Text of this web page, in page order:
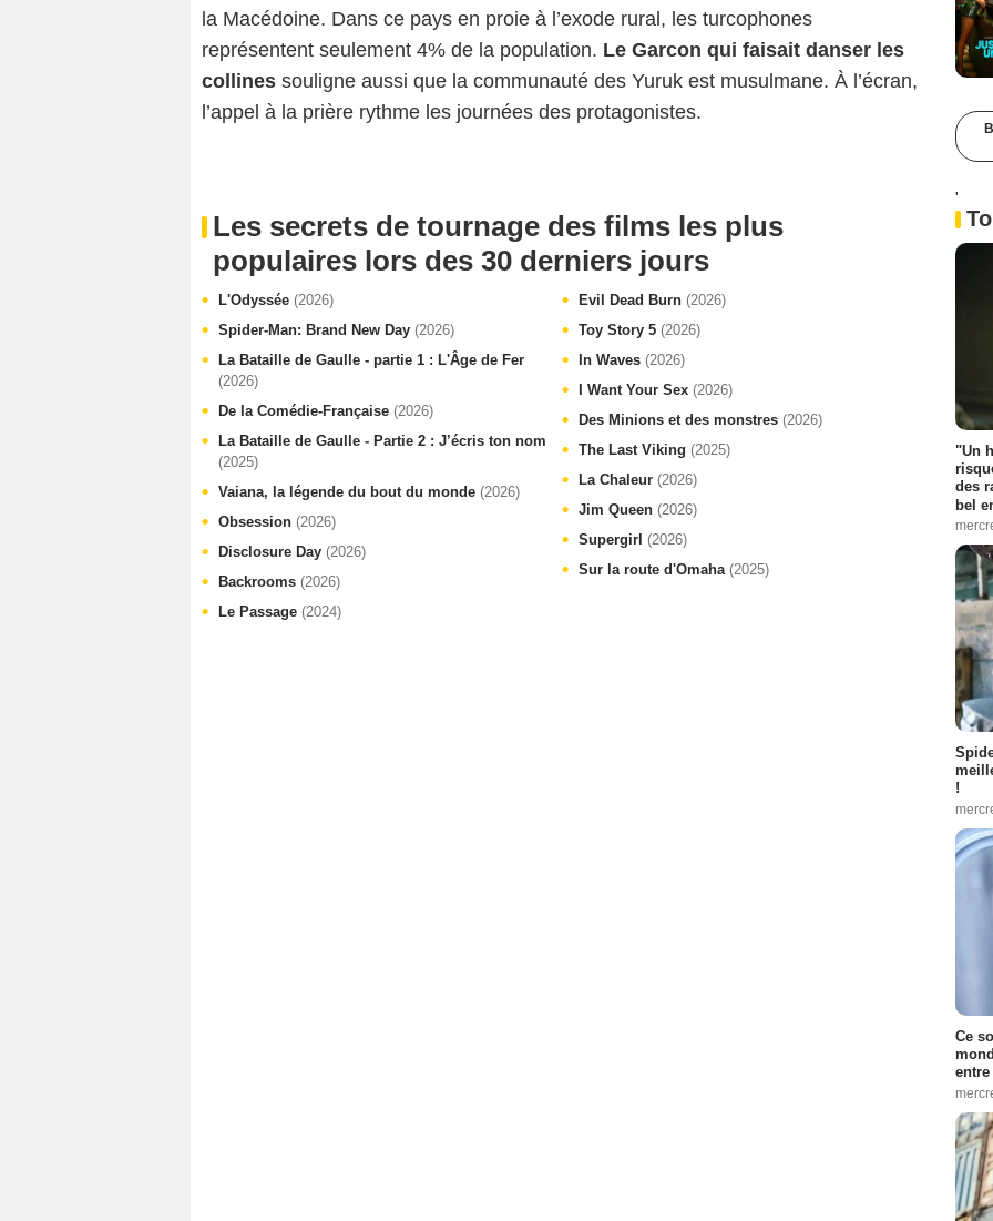
la Macédoine. Dans ce pays en proie à l’exode rural, les turcophones
représentent seulement 4% de la population. Le Garcon qui faisait danser les
collines souligne aussi que la communauté des Yuruk est musulmane. À l’écran,
l’appel à la prière rythme les journées des protagonistes.
Les secrets de tournage des films les plus
populaires lors des 30 derniers jours
L'Odyssée (2026)
Spider-Man: Brand New Day (2026)
La Bataille de Gaulle - partie 1 : L'Âge de Fer
(2026)
De la Comédie-Française (2026)
La Bataille de Gaulle - Partie 2 : J’écris ton nom
(2025)
Vaiana, la légende du bout du monde (2026)
Obsession (2026)
Disclosure Day (2026)
Backrooms (2026)
Le Passage (2024)
Evil Dead Burn (2026)
Toy Story 5 (2026)
In Waves (2026)
I Want Your Sex (2026)
Des Minions et des monstres (2026)
The Last Viking (2025)
La Chaleur (2026)
Jim Queen (2026)
Supergirl (2026)
Sur la route d'Omaha (2025)
'
"Un
des
bel
!
Ce
entre